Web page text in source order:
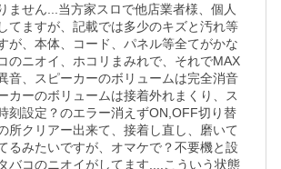
ません...当方家スロで他店業者様、個人
てますが、記載では多少のキズと汚れ等
が、本体、コード、パネル等全てがかな
のニオイ、ホコリまみれで、それでMAX
音、スピーカーのボリュームは完全消音
カーのボリュームは接着外れまくり、ス
刻設定？のエラー消えずON,OFF切り替
所クリアー出来て、接着し直し、磨いて
るみたいですが、オマケで？不要機と設
バコのニオイがしてます....こういう状態